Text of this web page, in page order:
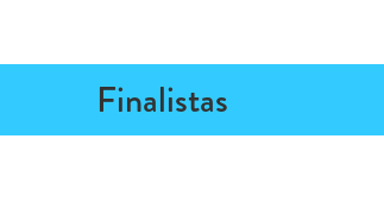
Finalistas